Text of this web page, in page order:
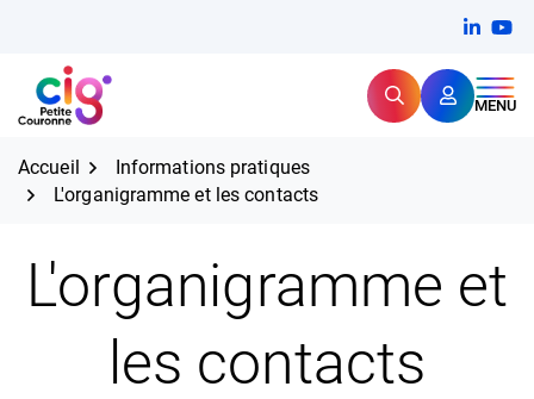
contenu
CIG Petite Couronne RechercherMENU
Expertise et proximité pour
Accueil
Informations pratiques
L'organigramme et les contacts
L'organigramme et
les contacts